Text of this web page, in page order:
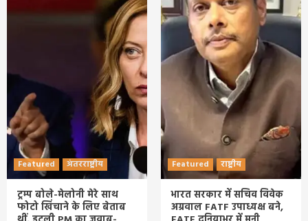
Featured अंतरराष्ट्रीय
ट्रम्प बोले-मेलोनी मेरे साथ
फोटो खिंचाने के लिए बेताब
Featured राष्ट्रीय
भारत सरकार में सचिव विवेक
अग्रवाल FATF उपाध्यक्ष बने,